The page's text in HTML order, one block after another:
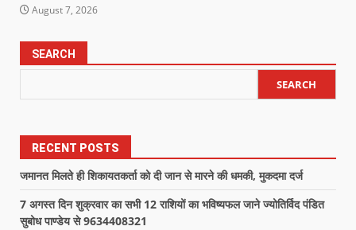
August 7, 2026
SEARCH
SEARCH
RECENT POSTS
जमानत मिलते ही शिकायतकर्ता को दी जान से मारने की धमकी, मुकदमा दर्ज
7 अगस्त दिन शुक्रवार का सभी 12 राशियों का भविष्यफल जाने ज्योतिर्विद पंडित
सुबोध पाण्डेय से 9634408321